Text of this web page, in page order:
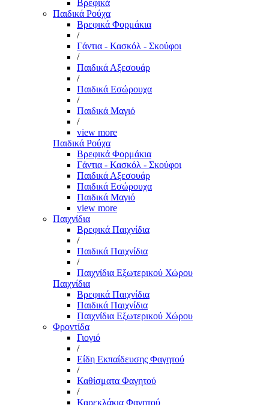
Βρεφικά
Παιδικά Ρούχα
Βρεφικά Φορμάκια
/
Γάντια - Κασκόλ - Σκούφοι
/
Παιδικά Αξεσουάρ
/
Παιδικά Εσώρουχα
/
Παιδικά Μαγιό
/
view more
Παιδικά Ρούχα
Βρεφικά Φορμάκια
Γάντια - Κασκόλ - Σκούφοι
Παιδικά Αξεσουάρ
Παιδικά Εσώρουχα
Παιδικά Μαγιό
view more
Παιχνίδια
Βρεφικά Παιχνίδια
/
Παιδικά Παιχνίδια
/
Παιχνίδια Εξωτερικού Χώρου
Παιχνίδια
Βρεφικά Παιχνίδια
Παιδικά Παιχνίδια
Παιχνίδια Εξωτερικού Χώρου
Φροντίδα
Γιογιό
/
Είδη Εκπαίδευσης Φαγητού
/
Καθίσματα Φαγητού
/
Καρεκλάκια Φαγητού